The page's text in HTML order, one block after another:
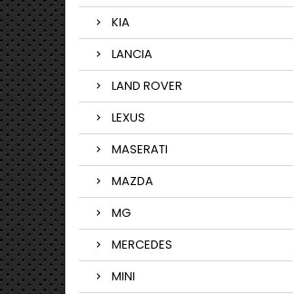
KIA
LANCIA
LAND ROVER
LEXUS
MASERATI
MAZDA
MG
MERCEDES
MINI